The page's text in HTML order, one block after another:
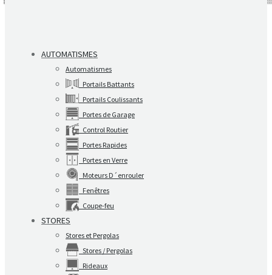
AUTOMATISMES
Automatismes
Portails Battants
Portails Coulissants
Portes de Garage
Control Routier
Portes Rapides
Portes en Verre
Moteurs D´enrouler
Fenêtres
Coupe-feu
STORES
Stores et Pergolas
Stores / Pergolas
Rideaux